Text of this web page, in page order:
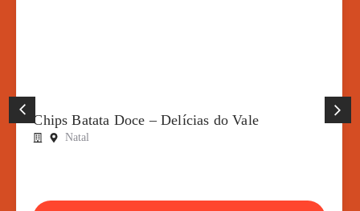
Chips Batata Doce – Delícias do Vale
Natal